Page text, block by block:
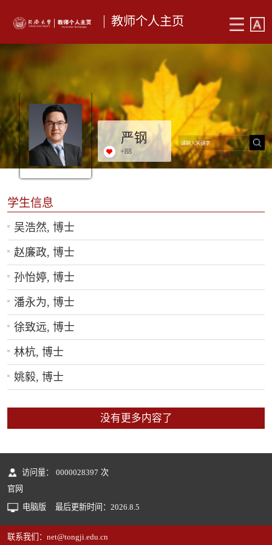
教师个人主页
严钢
+88
学生信息
吴浩然, 博士
赵廉政, 博士
孙怡婷, 博士
潘永为, 博士
徐致远, 博士
林杭, 博士
姚毅, 博士
没有更多内容了
访问量： 0000028397 次
官网
电脑版
最后更新时间： 2026 8 5
联系我们：net@tongji.edu.cn